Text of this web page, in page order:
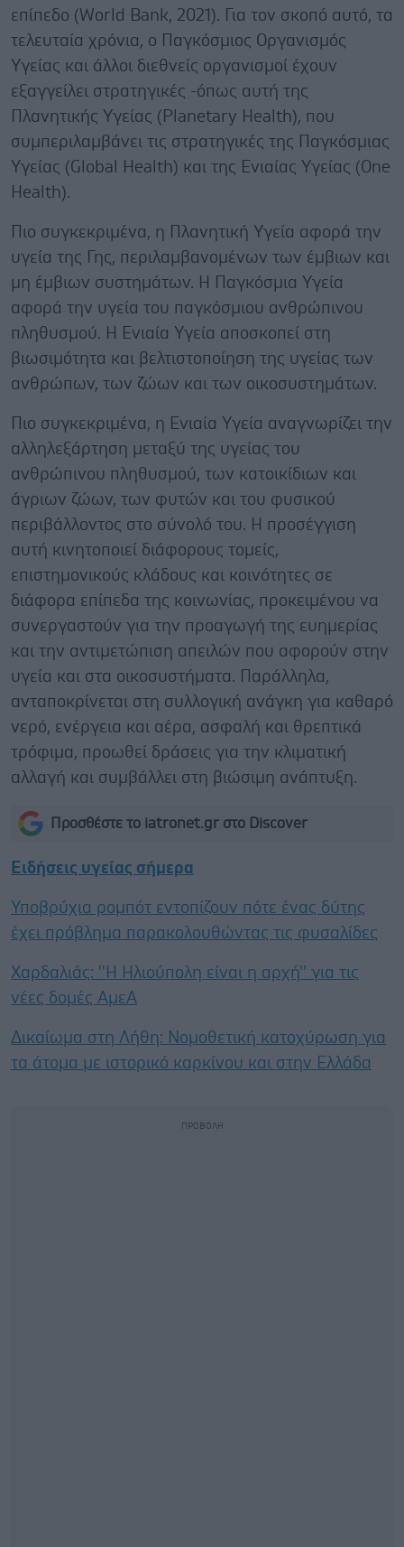
επίπεδο (World Bank, 2021). Για τον σκοπό αυτό, τα
τελευταία χρόνια, ο Παγκόσμιος Οργανισμός
Υγείας και άλλοι διεθνείς οργανισμοί έχουν
εξαγγείλει στρατηγικές -όπως αυτή της
Πλανητικής Υγείας (Planetary Health), που
συμπεριλαμβάνει τις στρατηγικές της Παγκόσμιας
Υγείας (Global Health) και της Ενιαίας Υγείας (One
Health).
Πιο συγκεκριμένα, η Πλανητική Υγεία αφορά την
υγεία της Γης, περιλαμβανομένων των έμβιων και
μη έμβιων συστημάτων. Η Παγκόσμια Υγεία
αφορά την υγεία του παγκόσμιου ανθρώπινου
πληθυσμού. Η Ενιαία Υγεία αποσκοπεί στη
βιωσιμότητα και βελτιστοποίηση της υγείας των
ανθρώπων, των ζώων και των οικοσυστημάτων.
Πιο συγκεκριμένα, η Ενιαία Υγεία αναγνωρίζει την
αλληλεξάρτηση μεταξύ της υγείας του
ανθρώπινου πληθυσμού, των κατοικίδιων και
άγριων ζώων, των φυτών και του φυσικού
περιβάλλοντος στο σύνολό του. Η προσέγγιση
αυτή κινητοποιεί διάφορους τομείς,
επιστημονικούς κλάδους και κοινότητες σε
διάφορα επίπεδα της κοινωνίας, προκειμένου να
συνεργαστούν για την προαγωγή της ευημερίας
και την αντιμετώπιση απειλών που αφορούν στην
υγεία και στα οικοσυστήματα. Παράλληλα,
ανταποκρίνεται στη συλλογική ανάγκη για καθαρό
νερό, ενέργεια και αέρα, ασφαλή και θρεπτικά
τρόφιμα, προωθεί δράσεις για την κλιματική
αλλαγή και συμβάλλει στη βιώσιμη ανάπτυξη.
Προσθέστε το iatronet.gr στο Discover
Ειδήσεις υγείας σήμερα
Υποβρύχια ρομπότ εντοπίζουν πότε ένας δύτης
έχει πρόβλημα παρακολουθώντας τις φυσαλίδες
Χαρδαλιάς: ''Η Ηλιούπολη είναι η αρχή'' για τις
νέες δομές ΑμεΑ
Δικαίωμα στη Λήθη: Νομοθετική κατοχύρωση για
τα άτομα με ιστορικό καρκίνου και στην Ελλάδα